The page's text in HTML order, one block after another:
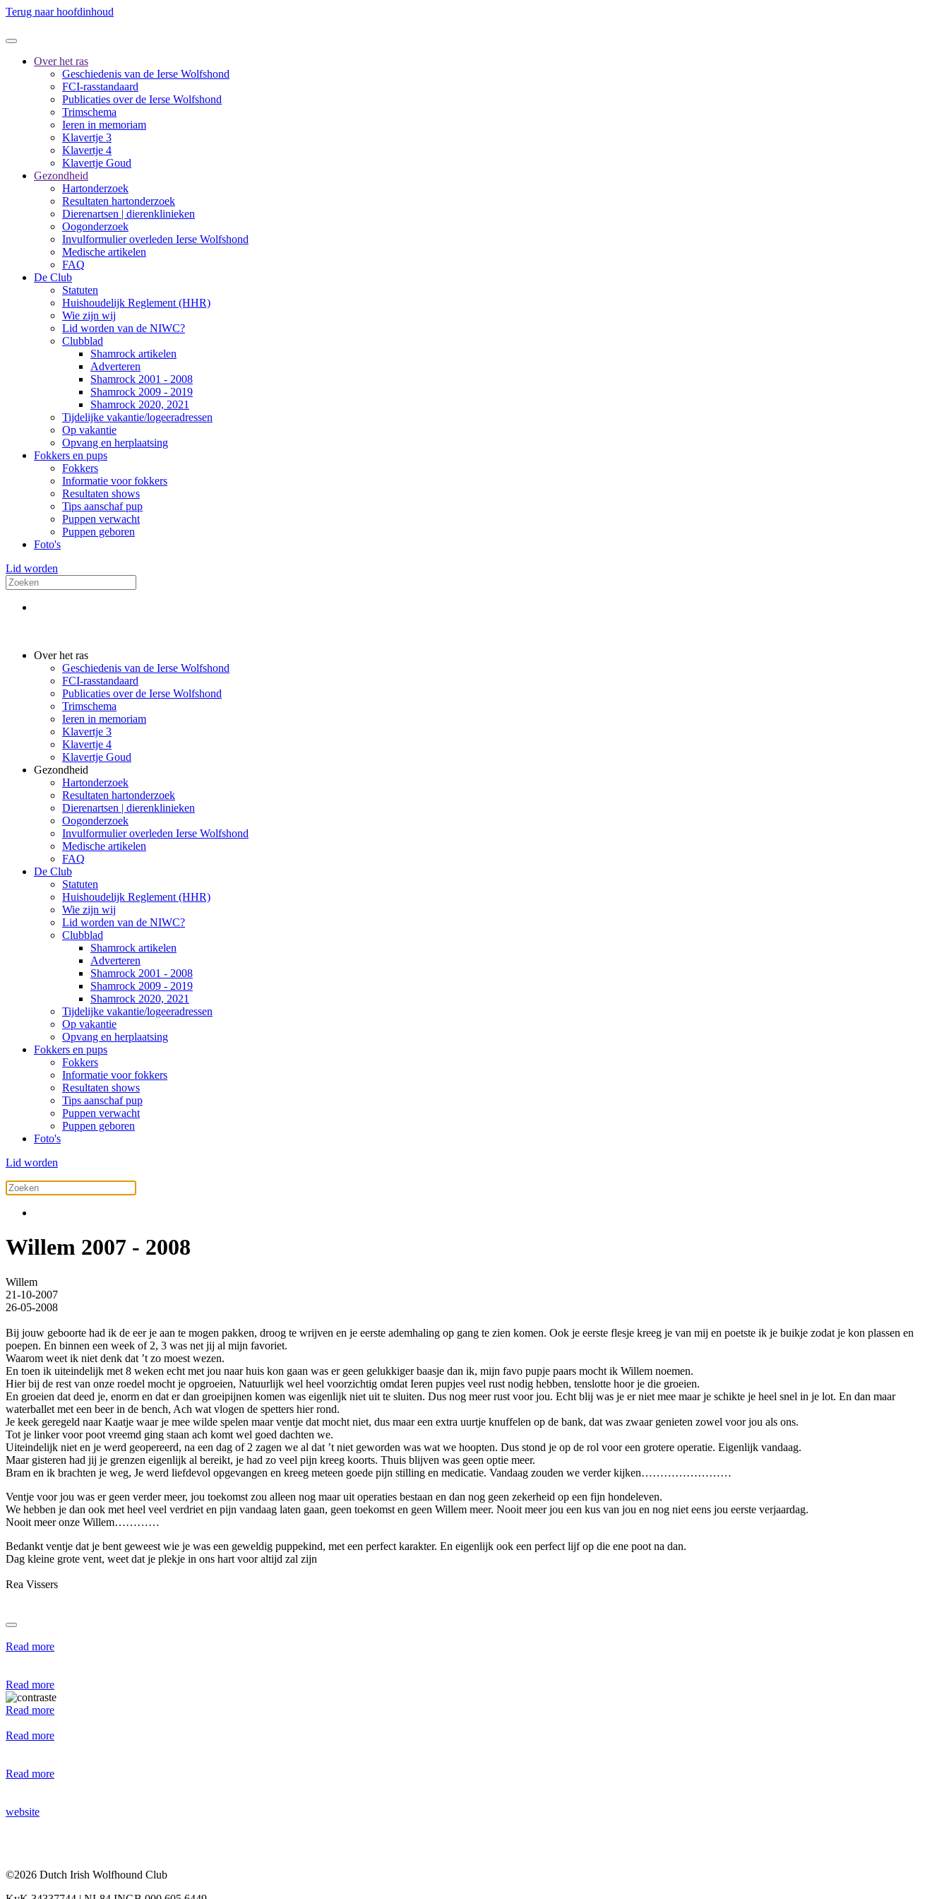
Terug naar hoofdinhoud
Over het ras
Geschiedenis van de Ierse Wolfshond
FCI-rasstandaard
Publicaties over de Ierse Wolfshond
Trimschema
Ieren in memoriam
Klavertje 3
Klavertje 4
Klavertje Goud
Gezondheid
Hartonderzoek
Resultaten hartonderzoek
Dierenartsen | dierenklinieken
Oogonderzoek
Invulformulier overleden Ierse Wolfshond
Medische artikelen
FAQ
De Club
Statuten
Huishoudelijk Reglement (HHR)
Wie zijn wij
Lid worden van de NIWC?
Clubblad
Shamrock artikelen
Adverteren
Shamrock 2001 - 2008
Shamrock 2009 - 2019
Shamrock 2020, 2021
Tijdelijke vakantie/logeeradressen
Op vakantie
Opvang en herplaatsing
Fokkers en pups
Fokkers
Informatie voor fokkers
Resultaten shows
Tips aanschaf pup
Puppen verwacht
Puppen geboren
Foto's
Lid worden
Over het ras
Geschiedenis van de Ierse Wolfshond
FCI-rasstandaard
Publicaties over de Ierse Wolfshond
Trimschema
Ieren in memoriam
Klavertje 3
Klavertje 4
Klavertje Goud
Gezondheid
Hartonderzoek
Resultaten hartonderzoek
Dierenartsen | dierenklinieken
Oogonderzoek
Invulformulier overleden Ierse Wolfshond
Medische artikelen
FAQ
De Club
Statuten
Huishoudelijk Reglement (HHR)
Wie zijn wij
Lid worden van de NIWC?
Clubblad
Shamrock artikelen
Adverteren
Shamrock 2001 - 2008
Shamrock 2009 - 2019
Shamrock 2020, 2021
Tijdelijke vakantie/logeeradressen
Op vakantie
Opvang en herplaatsing
Fokkers en pups
Fokkers
Informatie voor fokkers
Resultaten shows
Tips aanschaf pup
Puppen verwacht
Puppen geboren
Foto's
Lid worden
Willem 2007 - 2008
Willem
21-10-2007
26-05-2008
Bij jouw geboorte had ik de eer je aan te mogen pakken, droog te wrijven en je eerste ademhaling op gang te zien komen. Ook je eerste flesje kreeg je van mij en poetste ik je buikje zodat je kon plassen en
poepen. En binnen een week of 2, 3 was net jij al mijn favoriet.
Waarom weet ik niet denk dat ’t zo moest wezen.
En toen ik uiteindelijk met 8 weken echt met jou naar huis kon gaan was er geen gelukkiger baasje dan ik, mijn favo pupje paars mocht ik Willem noemen.
Hier bij de rest van onze roedel mocht je opgroeien, Natuurlijk wel heel voorzichtig omdat Ieren pupjes veel rust nodig hebben, tenslotte hoor je die groeien.
En groeien dat deed je, enorm en dat er dan groeipijnen komen was eigenlijk niet uit te sluiten. Dus nog meer rust voor jou. Echt blij was je er niet mee maar je schikte je heel snel in je lot. En dan maar
waterballet met een beer in de bench, Ach wat vlogen de spetters hier rond.
Je keek geregeld naar Kaatje waar je mee wilde spelen maar ventje dat mocht niet, dus maar een extra uurtje knuffelen op de bank, dat was zwaar genieten zowel voor jou als ons.
Tot je linker voor poot vreemd ging staan ach komt wel goed dachten we.
Uiteindelijk niet en je werd geopereerd, na een dag of 2 zagen we al dat ’t niet geworden was wat we hoopten. Dus stond je op de rol voor een grotere operatie. Eigenlijk vandaag.
Maar gisteren had jij je grenzen eigenlijk al bereikt, je had zo veel pijn kreeg koorts. Thuis blijven was geen optie meer.
Bram en ik brachten je weg, Je werd liefdevol opgevangen en kreeg meteen goede pijn stilling en medicatie. Vandaag zouden we verder kijken……………………
Ventje voor jou was er geen verder meer, jou toekomst zou alleen nog maar uit operaties bestaan en dan nog geen zekerheid op een fijn hondeleven.
We hebben je dan ook met heel veel verdriet en pijn vandaag laten gaan, geen toekomst en geen Willem meer. Nooit meer jou een kus van jou en nog niet eens jou eerste verjaardag.
Nooit meer onze Willem…………
Bedankt ventje dat je bent geweest wie je was een geweldig puppekind, met een perfect karakter. En eigenlijk ook een perfect lijf op die ene poot na dan.
Dag kleine grote vent, weet dat je plekje in ons hart voor altijd zal zijn
Rea Vissers
Read more
Read more
Read more
Read more
Read more
website
©2026 Dutch Irish Wolfhound Club